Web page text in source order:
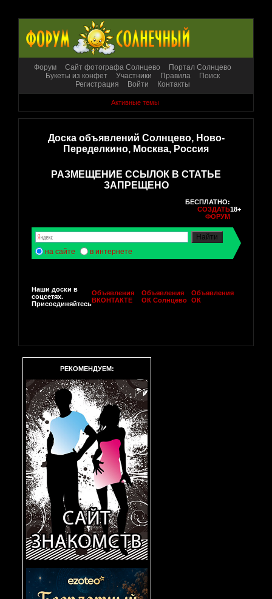
Форум Сайт фотографа Солнцево
Портал Солнцево
Букеты из конфет
Участники Правила
Поиск
Регистрация
Войти Контакты
Активные темы
Доска объявлений Солнцево, Ново-
Переделкино, Москва, Россия
РАЗМЕЩЕНИЕ ССЫЛОК В СТАТЬЕ
ЗАПРЕЩЕНО
БЕСПЛАТНО:
СОЗДАТЬ
ФОРУМ
18+
на сайте в интернете
Наши доски в
соцсетях.
Присоединяйтесь
Объявления
ВКОНТАКТЕ
Объявления
ОК Солнцево
Объявления
ОК
РЕКОМЕНДУЕМ: